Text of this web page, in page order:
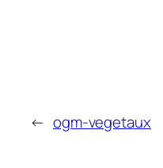
← ogm-vegetaux